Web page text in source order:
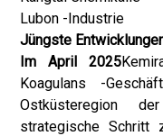
Lubon -Industrie
Jüngste
Im April 2025
Koagulans -
Ostküsteregion
strategische Schritt